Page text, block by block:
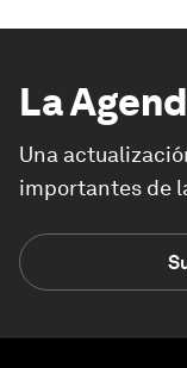
La
Una
importantes de